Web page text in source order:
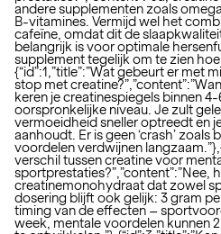
andere supplementen zoals
B-vitamines. Vermijd wel het
cafeïne, omdat dit de
belangrijk is voor optimale
supplement tegelijk om te zien hoe
{“id”:1,”title”:”Wat gebeurt er met
stop met
keren je creatinespiegels binnen
oorspronkelijke niveau. Je zult
vermoeidheid sneller optreedt en
aanhoudt. Er is geen ‘crash’ zoals
voordelen verdwijnen
verschil tussen creatine voor
sportprestaties?”,”content”:”Nee,
creatinemonohydraat dat zowel
dosering blijft ook gelijk: 3 gram
timing van de effecten –
week, mentale voordelen kunnen